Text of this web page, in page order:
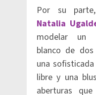
Por su
Natalia
modelar un
blanco de
una
libre y una
aberturas